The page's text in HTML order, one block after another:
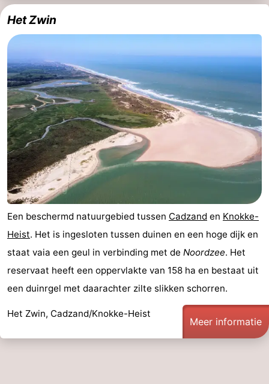
Het Zwin
Een beschermd natuurgebied tussen Cadzand en Knokke-
Heist. Het is ingesloten tussen duinen en een hoge dijk en
staat vaia een geul in verbinding met de Noordzee. Het
reservaat heeft een oppervlakte van 158 ha en bestaat uit
een duinrgel met daarachter zilte slikken schorren.
Het Zwin, Cadzand/Knokke-Heist
Meer informatie